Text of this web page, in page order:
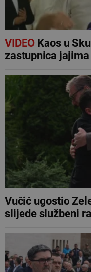
VIDEOKaos u
zastupnica
Vučić ugostio
slijede službeni